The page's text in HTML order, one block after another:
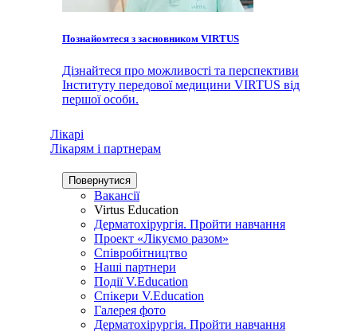
Познайомтеся з засновником VIRTUS
Дізнайтеся про можливості та перспективи
Інституту передової медицини VIRTUS від
першої особи.
Лікарі
Лікарям і партнерам
Повернутися
Вакансії
Virtus Education
Дерматохірургія. Пройти навчання
Проект «Лікуємо разом»
Співробітництво
Наші партнери
Події V.Education
Спікери V.Education
Галерея фото
Дерматохірургія. Пройти навчання